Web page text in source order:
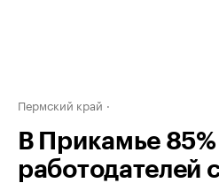
Пермский край
В Прикамье 85%
работодателей